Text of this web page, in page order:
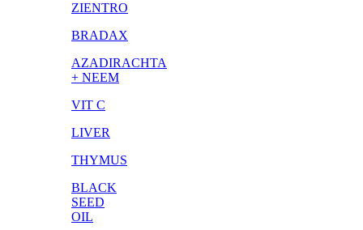
ZIENTRO
BRADAX
AZADIRACHTA
+ NEEM
VIT C
LIVER
THYMUS
BLACK
SEED
OIL